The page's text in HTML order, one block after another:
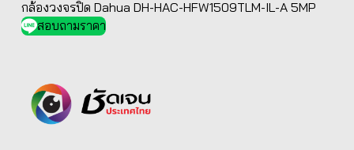
กล้องวงจรปิด Dahua DH-HAC-HFW1509TLM-IL-A 5MP
สอบถามราคา